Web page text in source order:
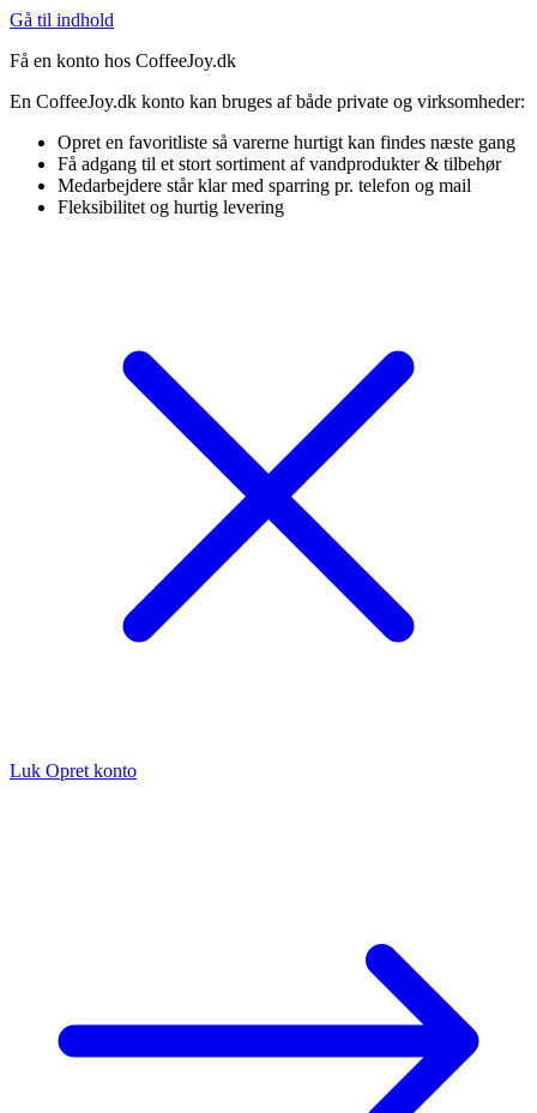
Gå til indhold
Få en konto hos CoffeeJoy.dk
En CoffeeJoy.dk konto kan bruges af både private og virksomheder:
Opret en favoritliste så varerne hurtigt kan findes næste gang
Få adgang til et stort sortiment af vandprodukter & tilbehør
Medarbejdere står klar med sparring pr. telefon og mail
Fleksibilitet og hurtig levering
Luk Opret konto